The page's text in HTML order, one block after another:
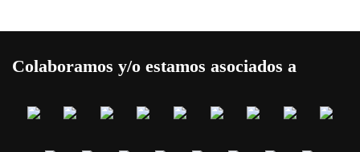
Colaboramos y/o estamos asociados a